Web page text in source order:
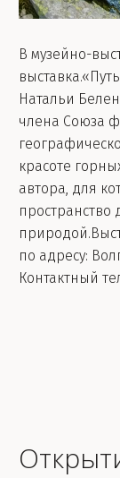
В музейно-
Натальи
члена Союза
красоте
автора, для
по адресу:
Контактный